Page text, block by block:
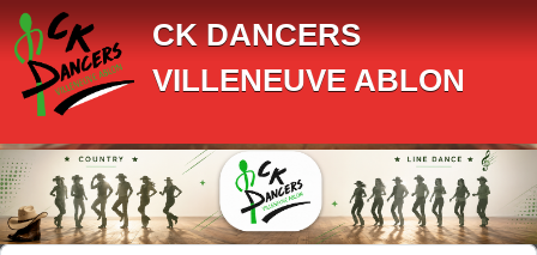
CK DANCERS
VILLENEUVE ABLON
Panneau de gestion des cookies